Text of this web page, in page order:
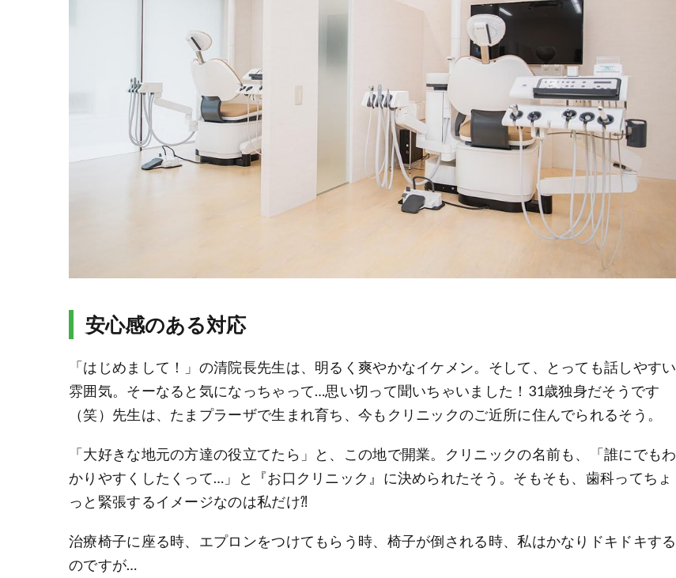
安心感のある対応
「はじめまして！」の清院長先生は、明るく爽やかなイケメン。そして、とっても話しやすい
雰囲気。そーなると気になっちゃって…思い切って聞いちゃいました！31歳独身だそうです
（笑）先生は、たまプラーザで生まれ育ち、今もクリニックのご近所に住んでられるそう。
「大好きな地元の方達の役立てたら」と、この地で開業。クリニックの名前も、「誰にでもわ
かりやすくしたくって…」と『お口クリニック』に決められたそう。そもそも、歯科ってちょ
っと緊張するイメージなのは私だけ⁈
治療椅子に座る時、エプロンをつけてもらう時、椅子が倒される時、私はかなりドキドキする
のですが…